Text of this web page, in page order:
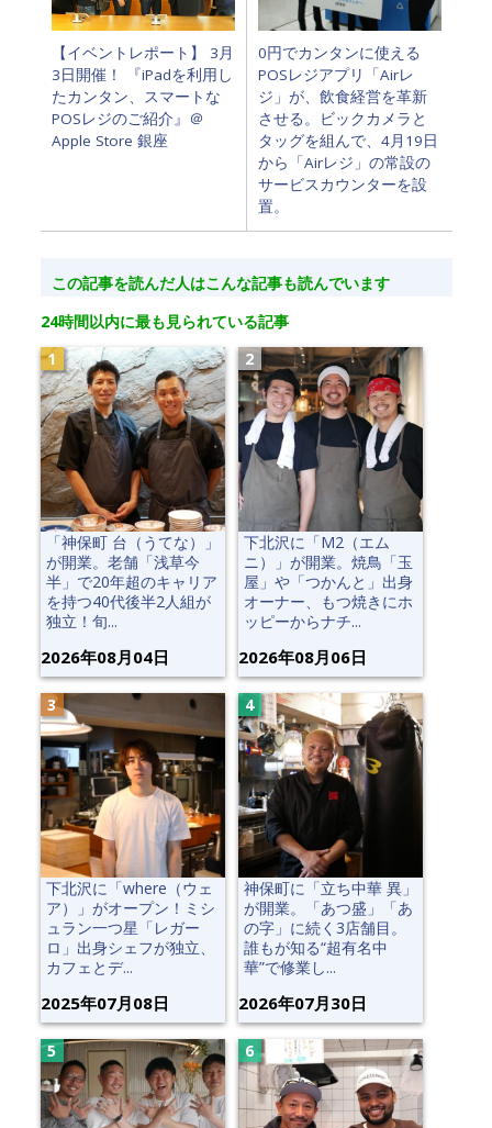
【イベントレポート】 3月
3日開催！ 『iPadを利用し
たカンタン、スマートな
POSレジのご紹介』＠
Apple Store 銀座
0円でカンタンに使える
POSレジアプリ「Airレ
ジ」が、飲食経営を革新
させる。ビックカメラと
タッグを組んで、4月19日
から「Airレジ」の常設の
サービスカウンターを設
置。
この記事を読んだ人はこんな記事も読んでいます
24時間以内に最も見られている記事
「神保町 台（うてな）」
が開業。老舗「浅草今
半」で20年超のキャリア
を持つ40代後半2人組が
独立！旬...
2026年08月04日
下北沢に「M2（エム
ニ）」が開業。焼鳥「玉
屋」や「つかんと」出身
オーナー、もつ焼きにホ
ッピーからナチ...
2026年08月06日
下北沢に「where（ウェ
ア）」がオープン！ミシ
ュラン一つ星「レガー
ロ」出身シェフが独立、
カフェとデ...
2025年07月08日
神保町に「立ち中華 異」
が開業。「あつ盛」「あ
の字」に続く3店舗目。
誰もが知る“超有名中
華”で修業し...
2026年07月30日